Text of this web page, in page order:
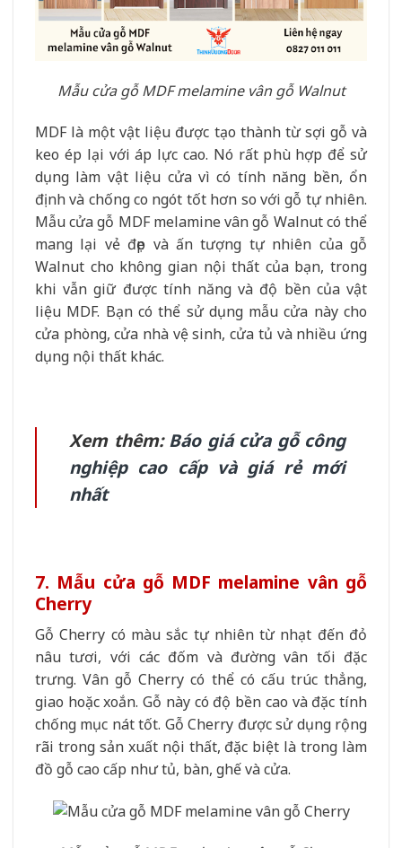
Mẫu cửa gỗ MDF melamine vân gỗ Walnut
MDF là một vật liệu được tạo thành từ sợi gỗ và
keo ép lại với áp lực cao. Nó rất phù hợp để sử
dụng làm vật liệu cửa vì có tính năng bền, ổn
định và chống co ngót tốt hơn so với gỗ tự nhiên.
Mẫu cửa gỗ MDF melamine vân gỗ Walnut có thể
mang lại vẻ đẹp và ấn tượng tự nhiên của gỗ
Walnut cho không gian nội thất của bạn, trong
khi vẫn giữ được tính năng và độ bền của vật
liệu MDF. Bạn có thể sử dụng mẫu cửa này cho
cửa phòng, cửa nhà vệ sinh, cửa tủ và nhiều ứng
dụng nội thất khác.
Xem thêm:Báo giá cửa gỗ công
nghiệp cao cấp và giá rẻ mới
nhất
7. Mẫu cửa gỗ MDF melamine vân gỗ
Cherry
Gỗ Cherry có màu sắc tự nhiên từ nhạt đến đỏ
nâu tươi, với các đốm và đường vân tối đặc
trưng. Vân gỗ Cherry có thể có cấu trúc thẳng,
giao hoặc xoắn. Gỗ này có độ bền cao và đặc tính
chống mục nát tốt. Gỗ Cherry được sử dụng rộng
rãi trong sản xuất nội thất, đặc biệt là trong làm
đồ gỗ cao cấp như tủ, bàn, ghế và cửa.